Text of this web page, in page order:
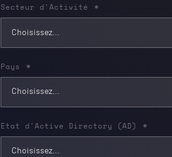
*
Secteur d'Activité
*
Pays
*
Etat d'Active Directory (AD)